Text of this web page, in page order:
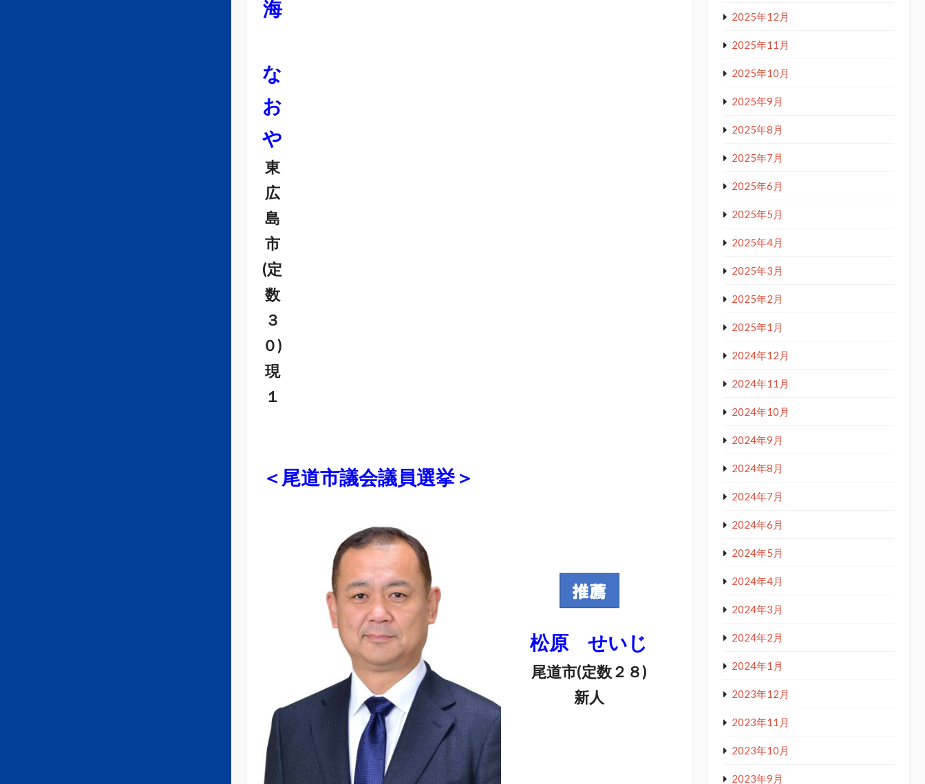
海
な
お
や
東
広
島
市
(定
数
３
０)
現
１
＜尾道市議会議員選挙＞
松原 せいじ
尾道市(定数２８)
新人
2025年12月
2025年11月
2025年10月
2025年9月
2025年8月
2025年7月
2025年6月
2025年5月
2025年4月
2025年3月
2025年2月
2025年1月
2024年12月
2024年11月
2024年10月
2024年9月
2024年8月
2024年7月
2024年6月
2024年5月
2024年4月
2024年3月
2024年2月
2024年1月
2023年12月
2023年11月
2023年10月
2023年9月